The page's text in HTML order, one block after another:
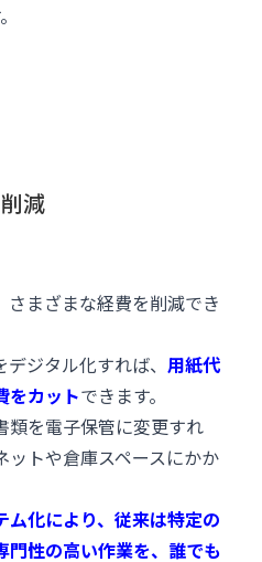
減
まざまな経費を削減でき
ジタル化すれば、 用紙代
をカットできます。
類を電子保管に変更すれ
トや倉庫スペースにかか
ム化により、従来は特定の
門性の高い作業を、誰でも